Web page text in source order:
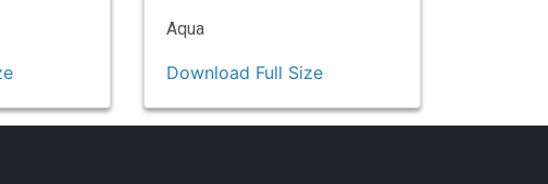
Aqua
Download Full Size